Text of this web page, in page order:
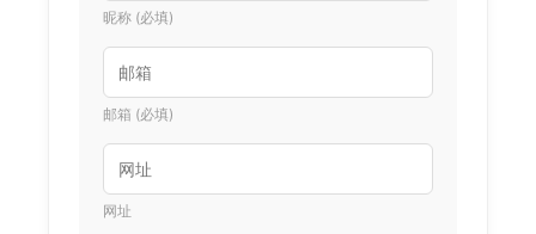
昵称 (必填)
邮箱 (必填)
网址